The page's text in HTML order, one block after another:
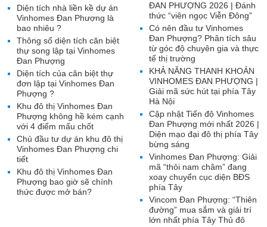
ĐAN PHƯỢNG 2026 | Đánh
thức “viên ngọc Viễn Đông”
Có nên đầu tư Vinhomes
Đan Phượng? Phân tích sâu
từ góc độ chuyên gia và thực
tế thị trường
KHẢ NĂNG THANH KHOẢN
VINHOMES ĐAN PHƯỢNG |
Giải mã sức hút tại phía Tây
Hà Nội
Cập nhật Tiến độ Vinhomes
Đan Phượng mới nhất 2026 |
Diện mạo đại đô thị phía Tây
bừng sáng
Vinhomes Đan Phượng: Giải
mã “thỏi nam châm” đang
xoay chuyển cục diện BĐS
phía Tây
Vincom Đan Phượng: “Thiên
đường” mua sắm và giải trí
lớn nhất phía Tây Thủ đô
Diện tích nhà liền kề dự án
Vinhomes Đan Phượng là
bao nhiêu ?
Thông số diện tích căn biệt
thự song lập tại Vinhomes
Đan Phượng
Diện tích của căn biệt thự
đơn lập tại Vinhomes Đan
Phượng ?
Khu đô thị Vinhomes Đan
Phượng không hề kém cạnh
với 4 điểm mấu chốt
Chủ đầu tư dự án khu đô thị
Vinhomes Đan Phượng chi
tiết
Khu đô thị Vinhomes Đan
Phượng bao giờ sẽ chính
thức được mở bán?